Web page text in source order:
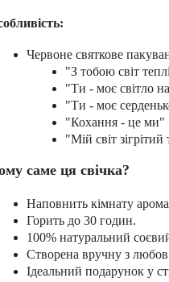
Червоне святкове
"З тобою світ
"Ти - моє світло
"Ти - моє
"Кохання - це ми"
"Мій світ
саме ця свічка?
Наповнить кімнату
Горить до 30 годин.
100% натуральний
Створена вручну з
Ідеальний подарунок у